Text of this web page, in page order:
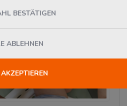
BESTÄTIGEN
ABLEHNEN